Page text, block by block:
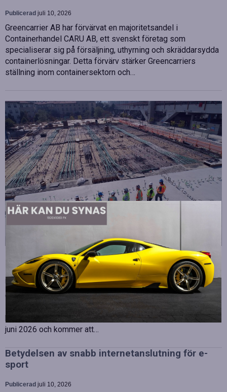
Publicerad juli 10, 2026
Greencarrier AB har förvärvat en majoritetsandel i
Containerhandel CARU AB, ett svenskt företag som
specialiserar sig på försäljning, uthyrning och skräddarsydda
containerlösningar. Detta förvärv stärker Greencarriers
ställning inom containersektorn och…
Strategiska tillskott till OHLA Sveriges ledning
Publicerad juli 10, 2026
OHLA Sverige stärker sin ledningsgrupp genom att anställa
Malin Bergman som HR-chef och María Vazquez som
biträdande ekonomichef. Båda började sina nya tjänster den 1
juni 2026 och kommer att…
Betydelsen av snabb internetanslutning för e-
sport
Publicerad juli 10, 2026